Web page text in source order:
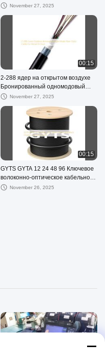
кабель оптического волокна 2 4 6
November 27, 2025
00:15
2-288 ядер на открытом воздухе
Бронированный одномодовый
волоконно-оптический кабель для
November 27, 2025
00:15
GYTS GYTA 12 24 48 96 Ключевое
волоконно-оптическое кабельное
устройство Черный наружный
November 26, 2025